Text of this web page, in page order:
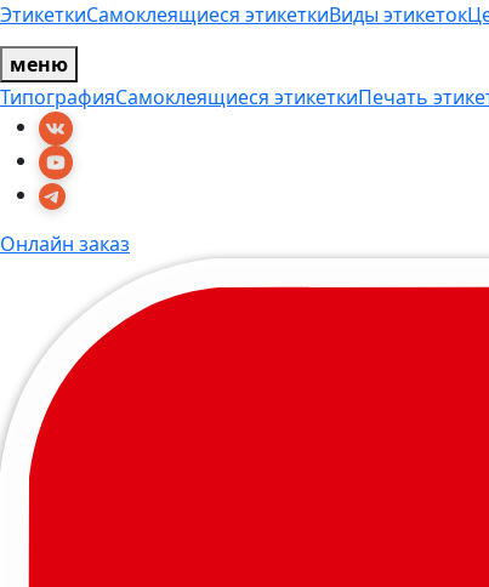
ЭтикеткиСамоклеящиеся этикеткиВиды этикеток
меню
ТипографияСамоклеящиеся этикеткиПечать
Онлайн заказ